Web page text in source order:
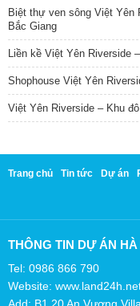
Biệt thự ven sông Việt
Bắc Giang
Liền kề Việt Yên Riverside
Shophouse Việt Yên
Việt Yên Riverside – Khu
Trang chủ Tin tức Dự án
THÔNG TIN DỰ ÁN HÀ
Tel: 0986 866 790
Website: